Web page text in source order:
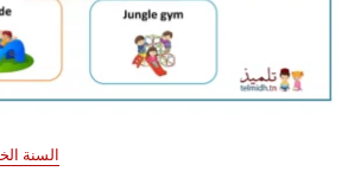
السنة